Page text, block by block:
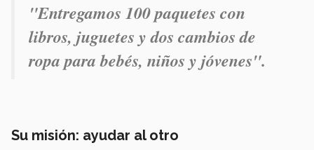
"Entregamos 100 paquetes con
libros, juguetes y dos cambios de
ropa para bebés, niños y jóvenes".
Su misión: ayudar al otro